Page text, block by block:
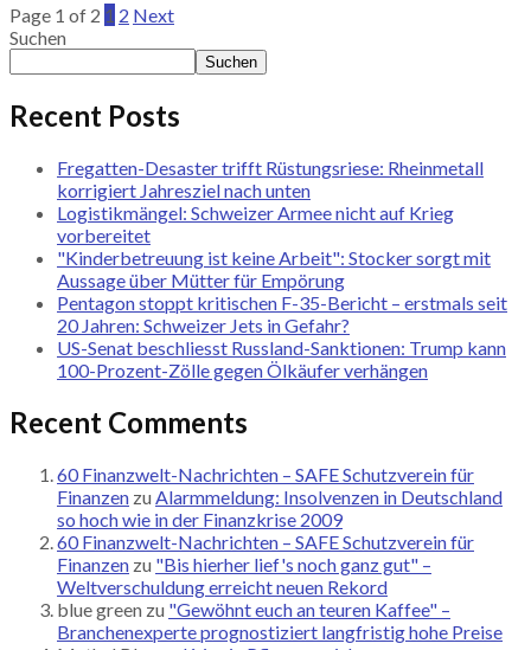
Page 1 of 2 1 2 Next
Suchen
Suchen
Recent Posts
Fregatten-Desaster trifft Rüstungsriese: Rheinmetall
korrigiert Jahresziel nach unten
Logistikmängel: Schweizer Armee nicht auf Krieg
vorbereitet
"Kinderbetreuung ist keine Arbeit": Stocker sorgt mit
Aussage über Mütter für Empörung
Pentagon stoppt kritischen F-35-Bericht – erstmals seit
20 Jahren: Schweizer Jets in Gefahr?
US-Senat beschliesst Russland-Sanktionen: Trump kann
100-Prozent-Zölle gegen Ölkäufer verhängen
Recent Comments
60 Finanzwelt-Nachrichten – SAFE Schutzverein für
Finanzen zu Alarmmeldung: Insolvenzen in Deutschland
so hoch wie in der Finanzkrise 2009
60 Finanzwelt-Nachrichten – SAFE Schutzverein für
Finanzen zu "Bis hierher lief's noch ganz gut" –
Weltverschuldung erreicht neuen Rekord
blue green zu "Gewöhnt euch an teuren Kaffee" –
Branchenexperte prognostiziert langfristig hohe Preise